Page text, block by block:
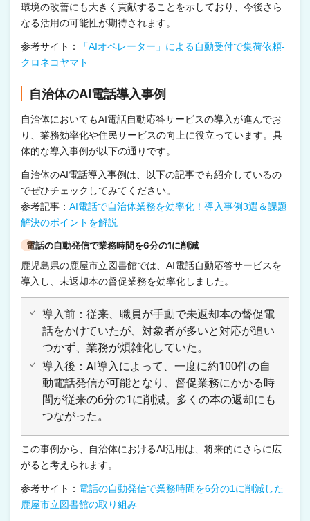
環境の改善にも大きく貢献することを示しており、今後さら
なる活用の可能性が期待されます。
参考サイト：
「AIオペレーター」による自動受付で集荷依頼-
クロネコヤマト
自治体のAI電話導入事例
自治体においてもAI電話自動応答サービスの導入が進んでお
り、業務効率化や住民サービスの向上に役立っています。具
体的な導入事例が以下の通りです。
自治体のAI電話導入事例は、以下の記事でも紹介しているの
でぜひチェックしてみてください。
参考記事： AI電話で自治体業務を効率化！導入事例3選＆課題
解決のポイントを解説
電話の自動発信で業務時間を6分の1に削減
鹿児島県の鹿屋市立図書館では、AI電話自動応答サービスを
導入し、未返却本の督促業務を効率化しました。
導入前：従来、職員が手動で未返却本の督促電
話をかけていたが、対象者が多いと対応が追い
つかず、業務が煩雑化していた。
導入後：AI導入によって、一度に約100件の自
動電話発信が可能となり、督促業務にかかる時
間が従来の6分の1に削減。多くの本の返却にも
つながった。
この事例から、自治体におけるAI活用は、将来的にさらに広
がると考えられます。
参考サイト： 電話の自動発信で業務時間を6分の1に削減した
鹿屋市立図書館の取り組み